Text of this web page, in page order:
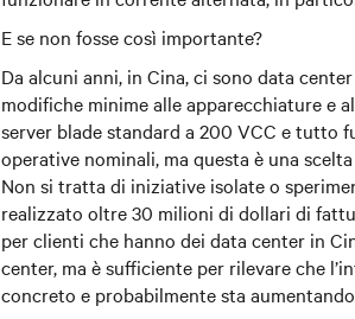
E se non fosse così importante?
Da alcuni anni, in Cina, ci sono data
modifiche minime alle apparecchiature e
server blade standard a 200 VCC e tutto
operative nominali, ma questa è una
Non si tratta di iniziative isolate o
realizzato oltre 30 milioni di dollari di
per clienti che hanno dei data center in
center, ma è sufficiente per rilevare che
concreto e probabilmente sta